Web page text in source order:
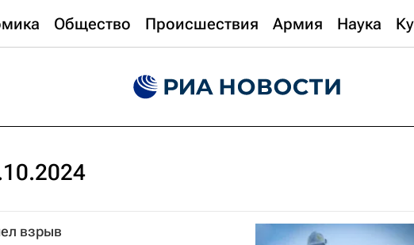
Общество Происшествия Армия Наука
взрыв